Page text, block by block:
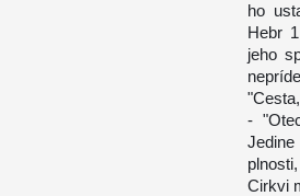
ho
Hebr
jeho
-
Cirkvi